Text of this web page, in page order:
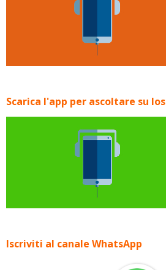
Scarica l'app per ascoltare su Ios
Iscriviti al canale WhatsApp